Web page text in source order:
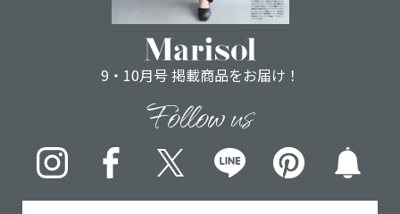
9・10月号 掲載商品をお届け！
Follow us
InstagramFacebookX LINE pinterest